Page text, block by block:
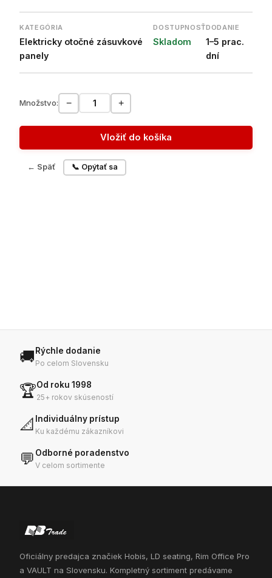
KATEGÓRIA
Elektricky otočné zásuvkové
panely
DOSTUPNOSŤ
Skladom
DODANIE
1–5 prac.
dní
Množstvo: − +
Vložiť do košíka
← Späť 📞 Opýtať sa
🚚 Rýchle dodanie
Po celom Slovensku
🏆Od roku 1998
25+ rokov skúseností
📐 Individuálny prístup
Ku každému zákazníkovi
💬 Odborné poradenstvo
V celom sortimente
Oficiálny predajca značiek Hobis, LD seating, Rim Office Pro
a VAULT na Slovensku. Kompletný sortiment predávame